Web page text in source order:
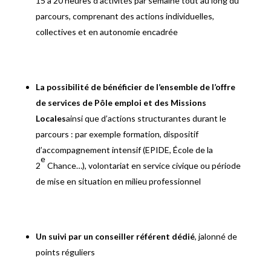
parcours, comprenant des actions individuelles,
collectives et en autonomie encadrée
La possibilité de bénéficier de l’ensemble de l’offre
de services de Pôle emploi et des Missions
Localesainsi que d’actions structurantes durant le
parcours : par exemple formation, dispositif
d’accompagnement intensif (EPIDE, École de la
2
e
Chance…), volontariat en service civique ou période
de mise en situation en milieu professionnel
Un suivi par un conseiller référent dédié, jalonné de
points réguliers